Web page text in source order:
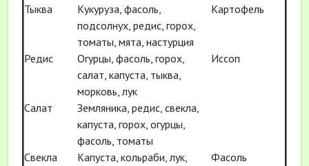
Тыква
Кукуруза, фасоль,
подсолнух, редис, горох,
томаты, мята, настурция
Картофель
Редис
Огурцы, фасоль, горох,
салат, капуста, тыква,
морковь, лук
Иссоп
Салат
Земляника, редис, свекла,
капуста, горох, огурцы,
фасоль, томаты
Свекла
Капуста, кольраби, лук,
Фасоль